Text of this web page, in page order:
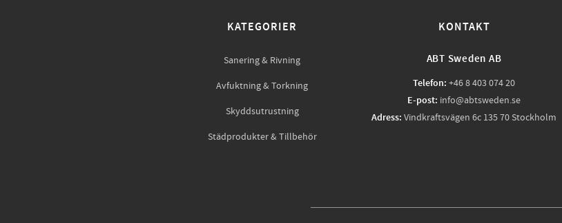
KATEGORIER
Sanering & Rivning
Avfuktning & Torkning
Skyddsutrustning
Städprodukter & Tillbehör
KONTAKT
ABT Sweden AB
Telefon: +46 8 403 074 20
E-post: info@abtsweden.se
Adress: Vindkraftsvägen 6c 135 70 Stockholm